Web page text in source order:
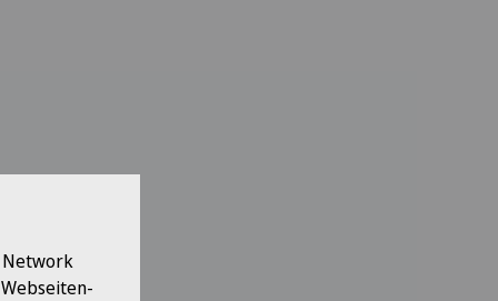
Network